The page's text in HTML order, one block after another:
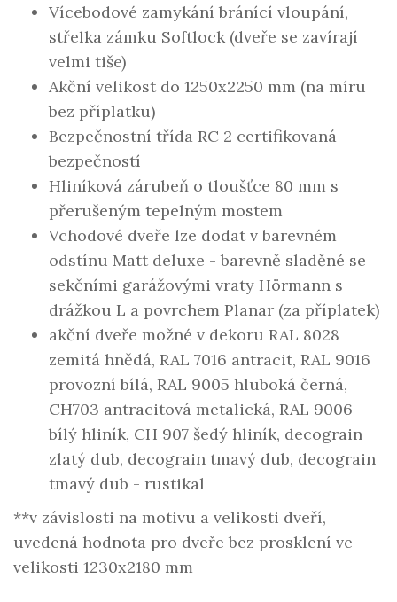
Vícebodové zamykání bránící vloupání,
střelka zámku Softlock (dveře se zavírají
velmi tiše)
Akční velikost do 1250x2250 mm (na míru
bez příplatku)
Bezpečnostní třída RC 2 certifikovaná
bezpečností
Hliníková zárubeň o tloušťce 80 mm s
přerušeným tepelným mostem
Vchodové dveře lze dodat v barevném
odstínu Matt deluxe - barevně sladěné se
sekčními garážovými vraty Hörmann s
drážkou L a povrchem Planar (za příplatek)
akční dveře možné v dekoru RAL 8028
zemitá hnědá, RAL 7016 antracit, RAL 9016
provozní bílá, RAL 9005 hluboká černá,
CH703 antracitová metalická, RAL 9006
bílý hliník, CH 907 šedý hliník, decograin
zlatý dub, decograin tmavý dub, decograin
tmavý dub - rustikal
**v závislosti na motivu a velikosti dveří,
uvedená hodnota pro dveře bez prosklení ve
velikosti 1230x2180 mm